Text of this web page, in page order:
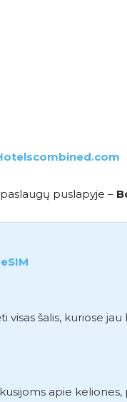
puslapyje –
šalis, kuriose
apie